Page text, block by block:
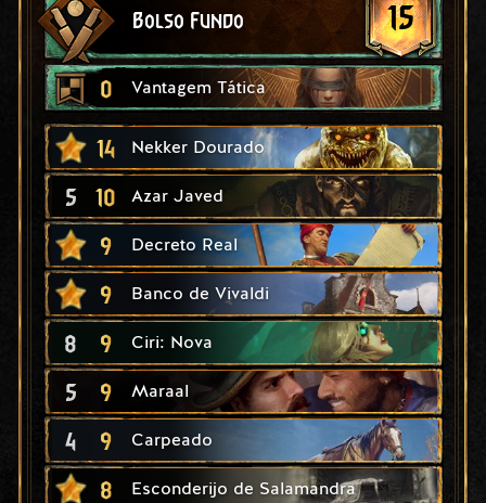
Bolso Fundo 15
0 Vantagem Tática
14 Nekker Dourado
5 10 Azar Javed
9 Decreto Real
9 Banco de Vivaldi
8 9 Ciri: Nova
5 9 Maraal
4 9 Carpeado
8 Esconderijo de Salamandra